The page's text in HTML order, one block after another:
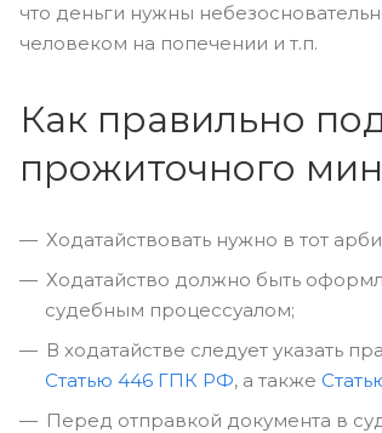
что деньги нужны
человеком на попечении и т.п.
Как правильно
прожиточного
Ходатайствовать нужно в тот
Ходатайство должно быть
судебным процессуалом;
В ходатайстве следует указать
Статью 446 ГПК РФ, а также
Перед отправкой документа в